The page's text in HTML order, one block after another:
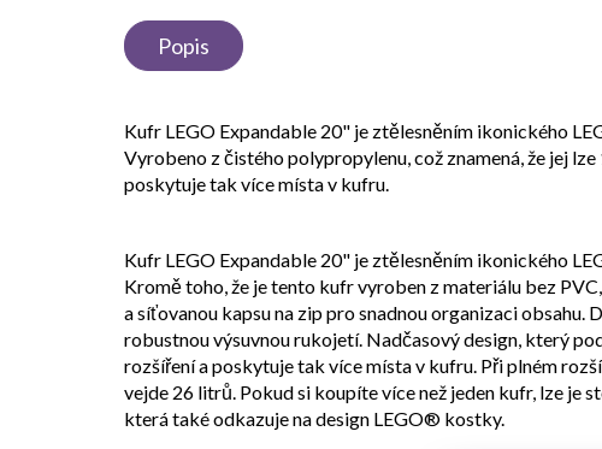
Popis
Kufr LEGO Expandable 20" je ztělesněním ikonického
Vyrobeno z čistého polypropylenu, což znamená, že jej
poskytuje tak více místa v kufru.
Kufr LEGO Expandable 20" je ztělesněním ikonického
Kromě toho, že je tento kufr vyroben z materiálu bez
a síťovanou kapsu na zip pro snadnou organizaci obsahu.
robustnou výsuvnou rukojetí. Nadčasový design, který
rozšíření a poskytuje tak více místa v kufru. Při plném
vejde 26 litrů. Pokud si koupíte více než jeden kufr, lze je
která také odkazuje na design LEGO® kostky.